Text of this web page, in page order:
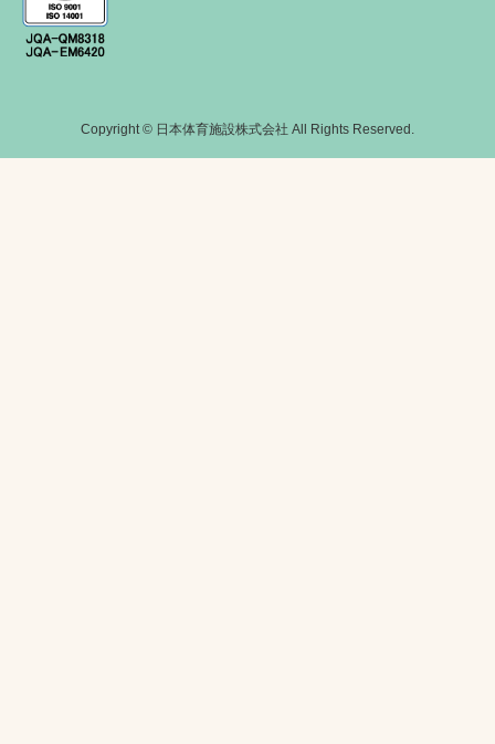
Copyright © 日本体育施設株式会社 All Rights Reserved.